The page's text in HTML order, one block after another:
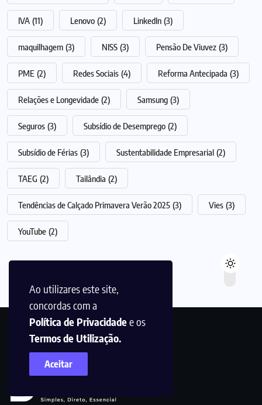
Ao utilizares este site,
concordas com a
Política de Privacidadee os
Termos de Utilização.
Aceitar
IVA (11) Lenovo (2) LinkedIn (3)
maquilhagem (3) NISS (3) Pensão De Viuvez (3)
PME (2) Redes Sociais (4) Reforma Antecipada (3)
Relações e Longevidade (2) Samsung (3)
Seguros (3) Subsídio de Desemprego (2)
Subsídio de Férias (3) Sustentabilidade Empresarial (2)
TAEG (2) Tailândia (2)
Tendências de Calçado Primavera Verão 2025 (3) Vies (3)
YouTube (2)